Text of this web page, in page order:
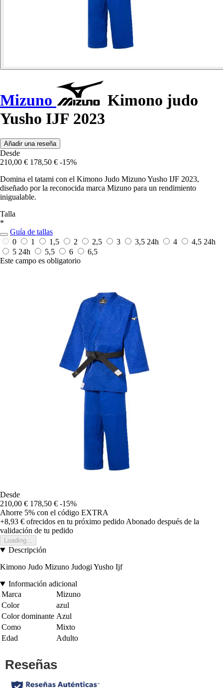
Mizuno
Kimono judo
Yusho IJF 2023
Añadir una reseña
Desde
210,00 € 178,50 € -15%
Domina el tatami con el Kimono Judo Mizuno Yusho IJF 2023,
diseñado por la reconocida marca Mizuno para un rendimiento
inigualable.
Talla
*
Guía de tallas
0
1 1,5 2 2,5 3 3,5 24h 4 4,5 24h
5 24h 5,5 6
6,5
Este campo es obligatorio
Desde
210,00 € 178,50 € -15%
Ahorre 5% con el código EXTRA
+8,93 € ofrecidos en tu próximo pedido Abonado después de la
validación de tu pedido
Loading...
Descripción
Kimono Judo Mizuno Judogi Yusho Ijf
Información adicional
Marca
Mizuno
Color
azul
Color dominante Azul
Como
Mixto
Edad
Adulto